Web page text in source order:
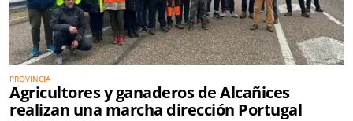
PROVINCIA
Agricultores y ganaderos de Alcañices
realizan una marcha dirección Portugal